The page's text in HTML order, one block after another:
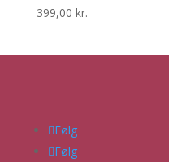
399,00 kr.
Følg
Følg